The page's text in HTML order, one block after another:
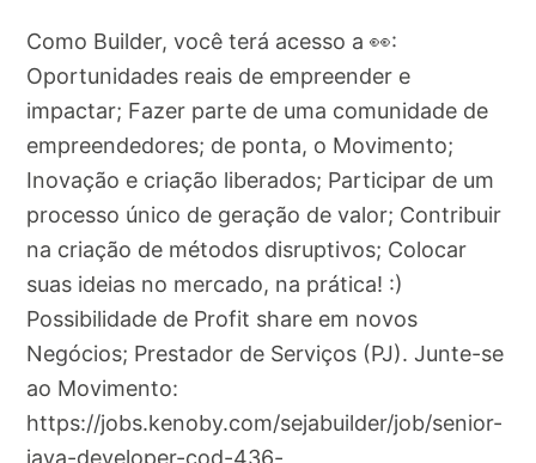
Como Builder, você terá acesso a 👀:
Oportunidades reais de empreender e
impactar; Fazer parte de uma comunidade de
empreendedores; de ponta, o Movimento;
Inovação e criação liberados; Participar de um
processo único de geração de valor; Contribuir
na criação de métodos disruptivos; Colocar
suas ideias no mercado, na prática! :)
Possibilidade de Profit share em novos
Negócios; Prestador de Serviços (PJ). Junte-se
ao Movimento:
https://jobs.kenoby.com/sejabuilder/job/senior-
java-developer-cod-436-